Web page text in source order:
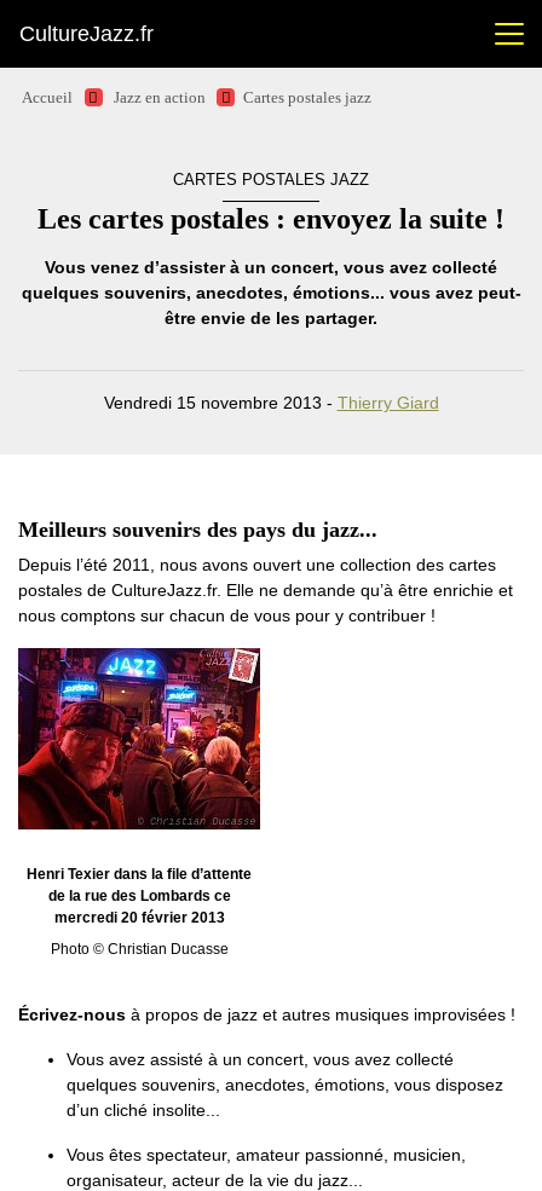
CultureJazz.fr
Accueil Jazz en action Cartes postales jazz
CARTES POSTALES JAZZ
Les cartes postales : envoyez la suite !
Vous venez d’assister à un concert, vous avez collecté
quelques souvenirs, anecdotes, émotions... vous avez peut-
être envie de les partager.
Vendredi 15 novembre 2013 - Thierry Giard
Meilleurs souvenirs des pays du jazz...
Depuis l’été 2011, nous avons ouvert une collection des cartes
postales de CultureJazz.fr. Elle ne demande qu’à être enrichie et
nous comptons sur chacun de vous pour y contribuer !
Henri Texier dans la file d’attente
de la rue des Lombards ce
mercredi 20 février 2013
Photo © Christian Ducasse
Écrivez-nous à propos de jazz et autres musiques improvisées !
Vous avez assisté à un concert, vous avez collecté
quelques souvenirs, anecdotes, émotions, vous disposez
d’un cliché insolite...
Vous êtes spectateur, amateur passionné, musicien,
organisateur, acteur de la vie du jazz...